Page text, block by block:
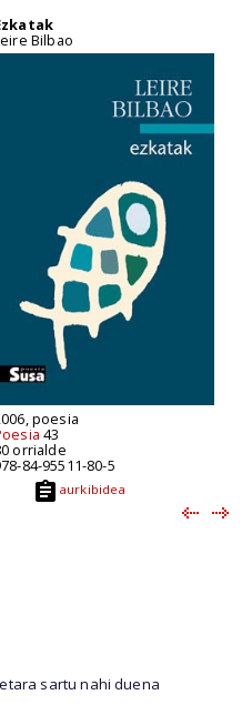
Bilbao
poesia
43
orrialde
84-95511-80-5
aurkibidea
sartu nahi duena